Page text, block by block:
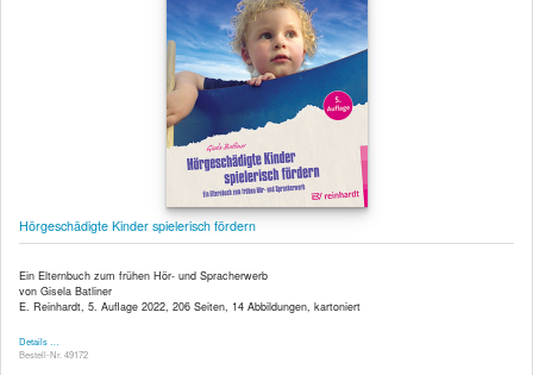
Hörgeschädigte Kinder spielerisch fördern
Ein Elternbuch zum frühen Hör- und Spracherwerb
von Gisela Batliner
E. Reinhardt, 5. Auflage 2022, 206 Seiten, 14 Abbildungen, kartoniert
Details …
Bestell-Nr. 49172